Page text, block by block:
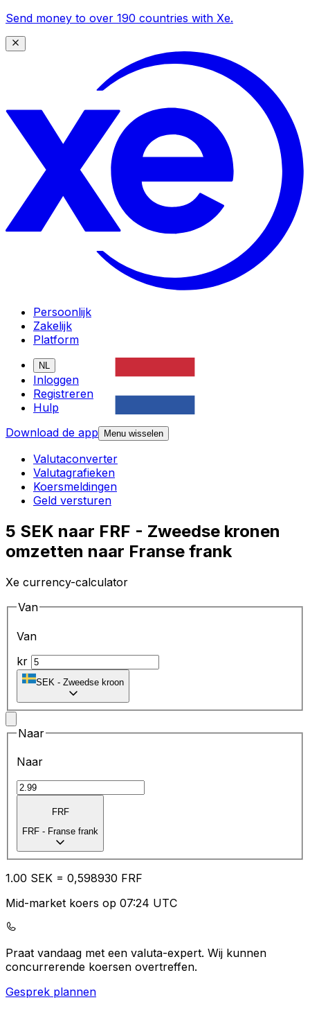
Send money to over 190 countries with Xe.
Persoonlijk
Zakelijk
Platform
NL
Inloggen
Registreren
Hulp
Download de app
Menu wisselen
Valutaconverter
Valutagrafieken
Koersmeldingen
Geld versturen
5 SEK naar FRF - Zweedse kronen
omzetten naar Franse frank
Xe currency-calculator
Van
Van
kr
SEK - Zweedse kroon
Naar
Naar
FRF
FRF - Franse frank
1.00 SEK = 0,598930 FRF
Mid-market koers op 07:24 UTC
Praat vandaag met een valuta-expert. Wij kunnen
concurrerende koersen overtreffen.
Gesprek plannen